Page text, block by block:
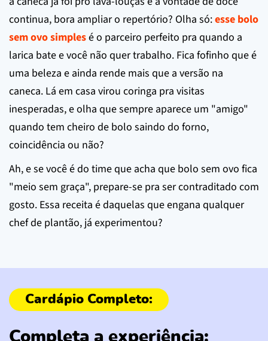
continua, bora ampliar o repertório? Olha só:esse bolo
sem ovo simplesé o parceiro perfeito pra quando a
larica bate e você não quer trabalho. Fica fofinho que é
uma beleza e ainda rende mais que a versão na
caneca. Lá em casa virou coringa pra visitas
inesperadas, e olha que sempre aparece um "amigo"
quando tem cheiro de bolo saindo do forno,
coincidência ou não?
Ah, e se você é do time que acha que bolo sem ovo fica
"meio sem graça", prepare-se pra ser contraditado com
gosto. Essa receita é daquelas que engana qualquer
chef de plantão, já experimentou?
Completa a experiência: